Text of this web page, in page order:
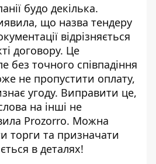
будо декілька.
що назва тендеру
відрізняється
договору. Це
без точного співпадіння
не пропустити оплату,
угоду. Виправити це,
на інші не
Prozorro. Можна
торги та призначати
в деталях!